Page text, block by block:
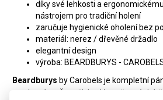
díky své lehkosti a
nástrojem pro tradiční holení
zaručuje hygienické oholení bez
materiál: nerez / dřevěné držadlo
elegantní design
výroba: BEARDBURYS -
Beardburys by Carobels je kompletní
vyrobená ve Španělsku. V současné